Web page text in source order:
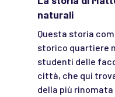
naturali
Questa storia
storico quartiere
studenti delle
città, che qui
della più